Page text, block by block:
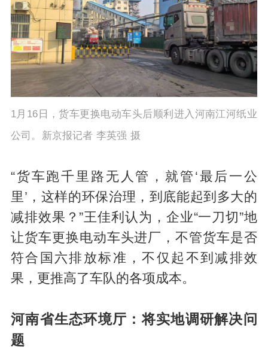
1月16日，货车更换电动车头后顺利进入河南江河纸业
公司。新京报记者 李英强 摄
“货车跑千里路无人管，就管‘最后一公
里’，这样的环保治理，到底能起到多大的
减排效果？”王佳利认为，企业“一刀切”地
让货车更换电动车头进厂，不管货车是否
符合国六排放标准，不仅起不到减排效
果，更推高了车队的各项成本。
河南省生态环境厅：将实地调研解决问
题